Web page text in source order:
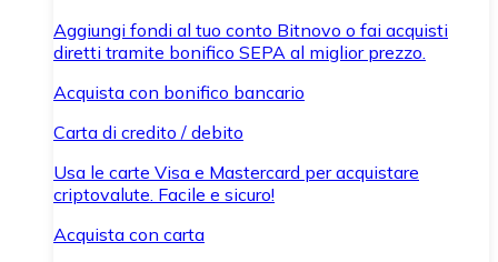
Aggiungi fondi al tuo conto Bitnovo o fai acquisti
diretti tramite bonifico SEPA al miglior prezzo.
Acquista con bonifico bancario
Carta di credito / debito
Usa le carte Visa e Mastercard per acquistare
criptovalute. Facile e sicuro!
Acquista con carta